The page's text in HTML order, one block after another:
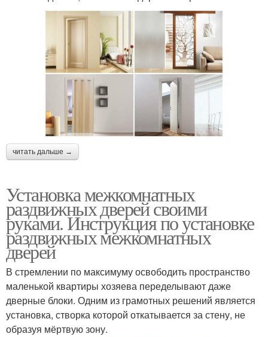
читать дальше →
Установка межкомнатных
раздвижных дверей своими
руками. Инструкция по установке
раздвижных межкомнатных
дверей
В стремлении по максимуму освободить пространство
маленькой квартиры хозяева переделывают даже
дверные блоки. Одним из грамотных решений является
установка, створка которой откатывается за стену, не
образуя мёртвую зону.